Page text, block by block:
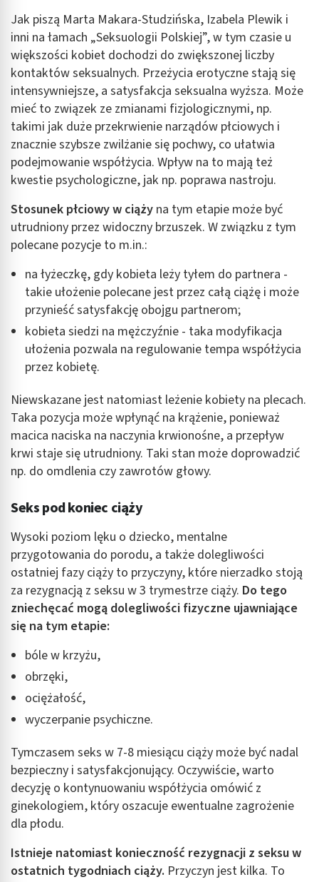
Jak piszą Marta Makara-Studzińska, Izabela Plewik i
inni na łamach „Seksuologii Polskiej”, w tym czasie u
większości kobiet dochodzi do zwiększonej liczby
kontaktów seksualnych. Przeżycia erotyczne stają się
intensywniejsze, a satysfakcja seksualna wyższa. Może
mieć to związek ze zmianami fizjologicznymi, np.
takimi jak duże przekrwienie narządów płciowych i
znacznie szybsze zwilżanie się pochwy, co ułatwia
podejmowanie współżycia. Wpływ na to mają też
kwestie psychologiczne, jak np. poprawa nastroju.
Stosunek płciowy w ciąży na tym etapie może być
utrudniony przez widoczny brzuszek. W związku z tym
polecane pozycje to m.in.:
na łyżeczkę, gdy kobieta leży tyłem do partnera -
takie ułożenie polecane jest przez całą ciążę i może
przynieść satysfakcję obojgu partnerom;
kobieta siedzi na mężczyźnie - taka modyfikacja
ułożenia pozwala na regulowanie tempa współżycia
przez kobietę.
Niewskazane jest natomiast leżenie kobiety na plecach.
Taka pozycja może wpłynąć na krążenie, ponieważ
macica naciska na naczynia krwionośne, a przepływ
krwi staje się utrudniony. Taki stan może doprowadzić
np. do omdlenia czy zawrotów głowy.
Seks pod koniec ciąży
Wysoki poziom lęku o dziecko, mentalne
przygotowania do porodu, a także dolegliwości
ostatniej fazy ciąży to przyczyny, które nierzadko stoją
za rezygnacją z seksu w 3 trymestrze ciąży. Do tego
zniechęcać mogą dolegliwości fizyczne ujawniające
się na tym etapie:
bóle w krzyżu,
obrzęki,
ociężałość,
wyczerpanie psychiczne.
Tymczasem seks w 7-8 miesiącu ciąży może być nadal
bezpieczny i satysfakcjonujący. Oczywiście, warto
decyzję o kontynuowaniu współżycia omówić z
ginekologiem, który oszacuje ewentualne zagrożenie
dla płodu.
Istnieje natomiast konieczność rezygnacji z seksu w
ostatnich tygodniach ciąży. Przyczyn jest kilka. To